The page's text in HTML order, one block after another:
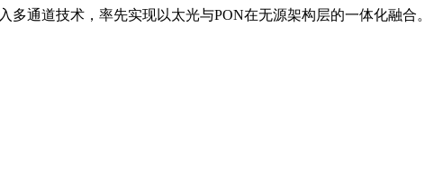
多通道技术，率先实现以太光与PON在无源架构层的一体化融合。